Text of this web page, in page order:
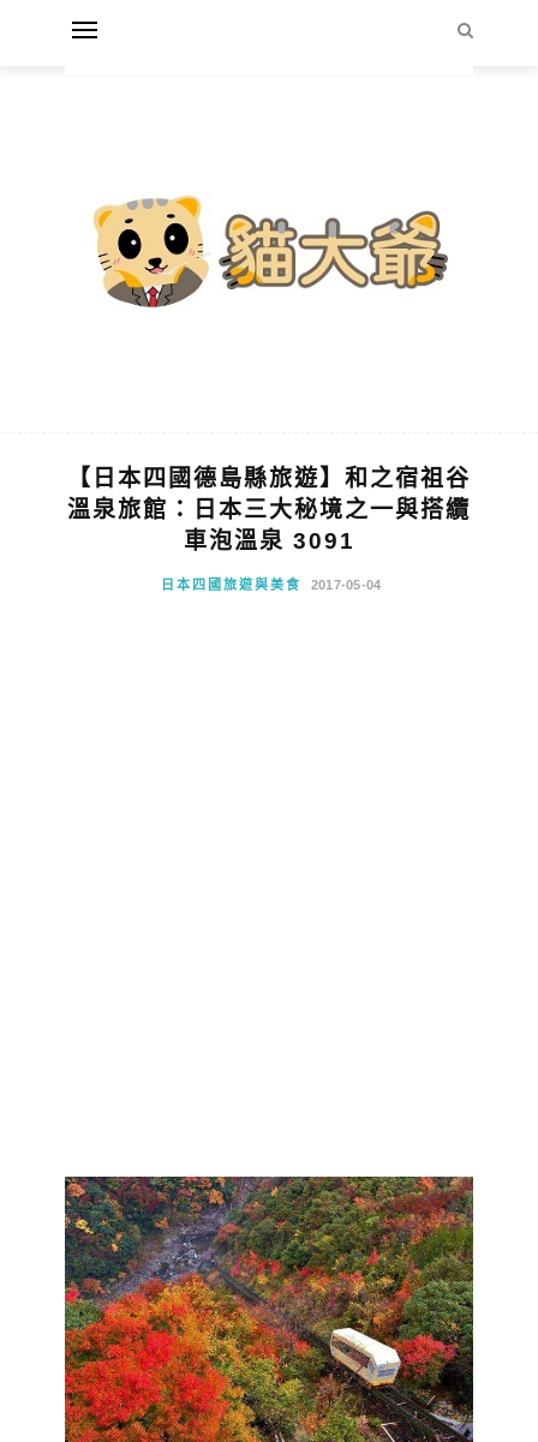
【日本四國德島縣旅遊】和之宿祖谷
溫泉旅館：日本三大秘境之一與搭纜
車泡溫泉 3091
日本四國旅遊與美食 2017-05-04